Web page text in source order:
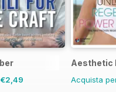
€2,49
Aesthetic
Acquista